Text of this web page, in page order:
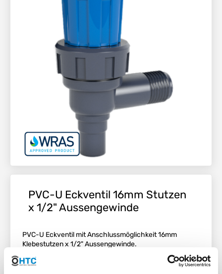
PVC-U Eckventil 16mm Stutzen
x 1/2" Aussengewinde
PVC-U Eckventil mit Anschlussmöglichkeit 16mm
Klebestutzen x 1/2" Aussengewinde.